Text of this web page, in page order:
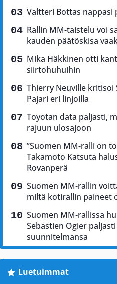
Valtteri Bottas nappasi
Rallin MM-taistelu voi
kauden päätöskisa
Mika Häkkinen otti
siirtohuhuihin
Thierry Neuville kritisoi
Pajari eri linjoilla
Toyotan data paljasti,
rajuun ulosajoon
”Suomen MM-ralli on
Takamoto Katsuta
Rovanperä
Suomen MM-rallin
miltä kotirallin paineet
Suomen MM-rallissa
Sebastien Ogier
suunnitelmansa
Luetuimmat